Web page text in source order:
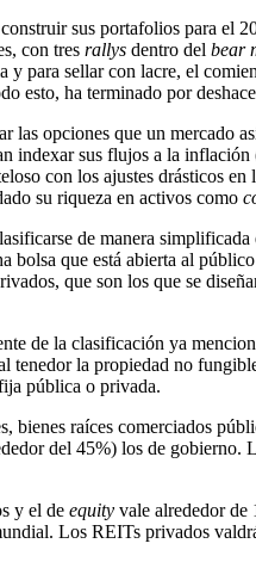
sus portafolios para el
con tres rallys dentro del bear
para sellar con lacre, el
esto, ha terminado por
opciones que un mercado
indexar sus flujos a la
con los ajustes drásticos
su riqueza en activos como
de manera
bolsa que está abierta al
que son los que se
de la clasificación ya
la propiedad no
pública o privada.
bienes raíces comerciados
del 45%) los de
y el de equity vale alrededor de
Los REITs privados